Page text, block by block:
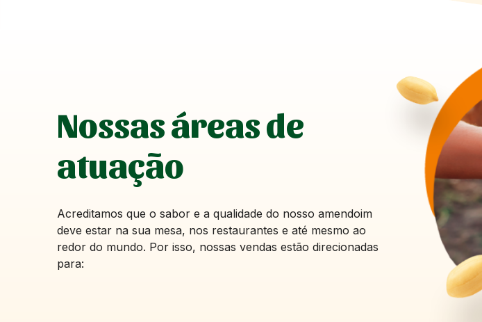
Nossas áreas de
atuação
Acreditamos que o sabor e a qualidade do nosso amendoim
deve estar na sua mesa, nos restaurantes e até mesmo ao
redor do mundo. Por isso, nossas vendas estão direcionadas
para: